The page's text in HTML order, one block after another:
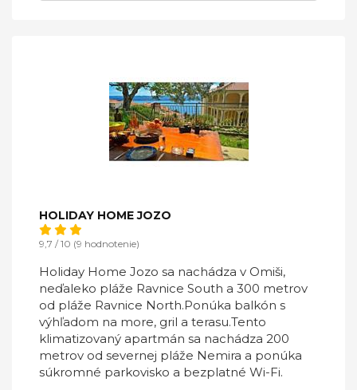
HOLIDAY HOME JOZO
9,7 / 10 (9 hodnotenie)
Holiday Home Jozo sa nachádza v Omiši,
neďaleko pláže Ravnice South a 300 metrov
od pláže Ravnice North.Ponúka balkón s
výhľadom na more, gril a terasu.Tento
klimatizovaný apartmán sa nachádza 200
metrov od severnej pláže Nemira a ponúka
súkromné ​​parkovisko a bezplatné Wi-Fi.